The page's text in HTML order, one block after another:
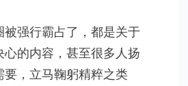
被强行霸占了，都是关于
心的内容，甚至很多人扬
要，立马鞠躬精粹之类